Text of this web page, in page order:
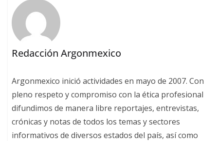
Redacción Argonmexico
Argonmexico inició actividades en mayo de 2007. Con
pleno respeto y compromiso con la ética profesional
difundimos de manera libre reportajes, entrevistas,
crónicas y notas de todos los temas y sectores
informativos de diversos estados del país, así como